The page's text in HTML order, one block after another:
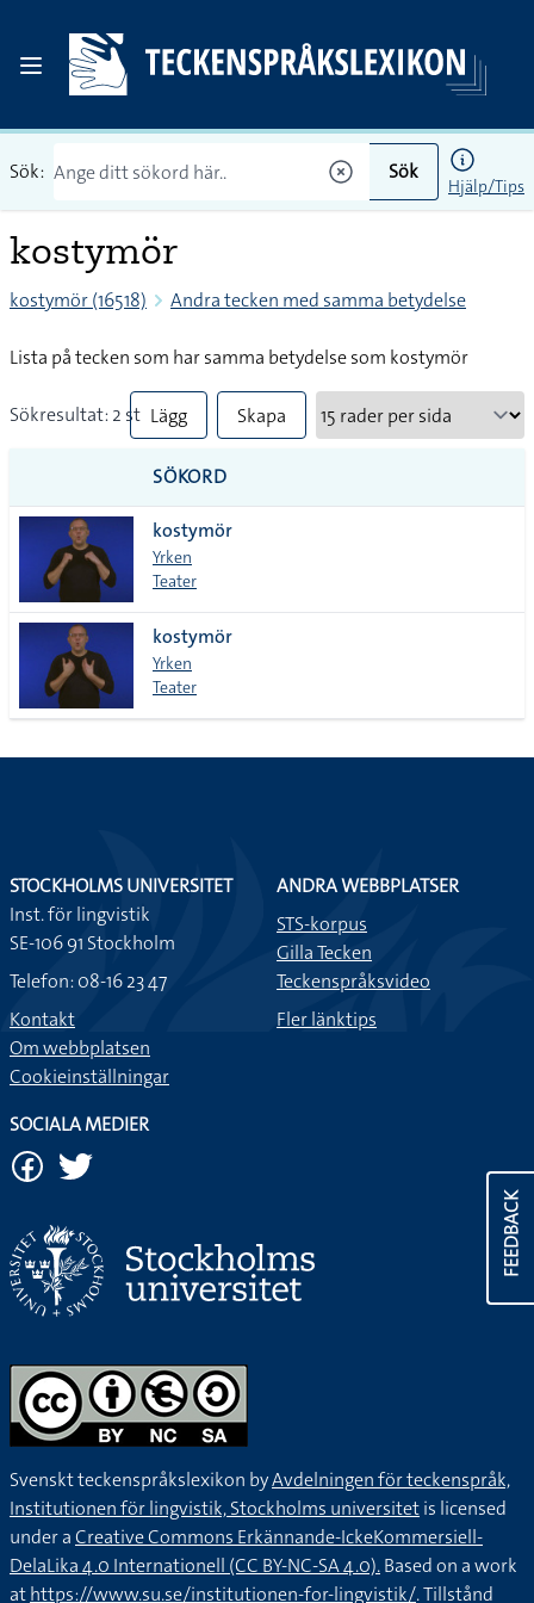
Sök: Sök
Hjälp/Tips
kostymör
kostymör (16518) Andra tecken med samma betydelse
Lista på tecken som har samma betydelse som kostymör
Sökresultat: 2 st Lägg
till
alla i
lista
Skapa
SÖKORD
kostymör
Yrken
Teater
kostymör
Yrken
Teater
FEEDBACK
STOCKHOLMS UNIVERSITET
Inst. för lingvistik
SE-106 91 Stockholm
Telefon: 08-16 23 47
Kontakt
Om webbplatsen
Cookieinställningar
ANDRA WEBBPLATSER
STS-korpus
Gilla Tecken
Teckenspråksvideo
Fler länktips
SOCIALA MEDIER
Svenskt teckenspråkslexikon byAvdelningen för teckenspråk,
Institutionen för lingvistik, Stockholms universitetis licensed
under aCreative Commons Erkännande-IckeKommersiell-
DelaLika 4.0 Internationell (CC BY-NC-SA 4.0).Based on a work
athttps://www.su.se/institutionen-for-lingvistik/. Tillstånd